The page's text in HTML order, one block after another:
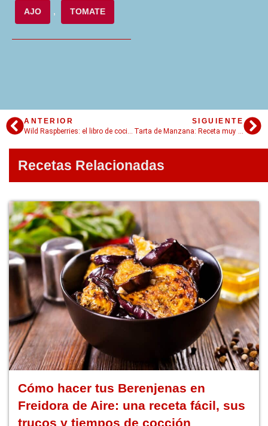
AJO , TOMATE
ANTERIOR
SIGUIENTE
Recetas Relacionadas
Cómo hacer tus Berenjenas en
Freidora de Aire: una receta fácil, sus
trucos y tiempos de cocción